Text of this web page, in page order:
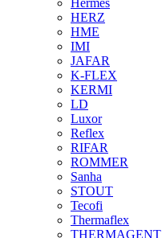
HERZ
HME
IMI
JAFAR
K-FLEX
KERMI
LD
Luxor
Reflex
RIFAR
ROMMER
Sanha
STOUT
Tecofi
Thermaflex
THERMAGENT